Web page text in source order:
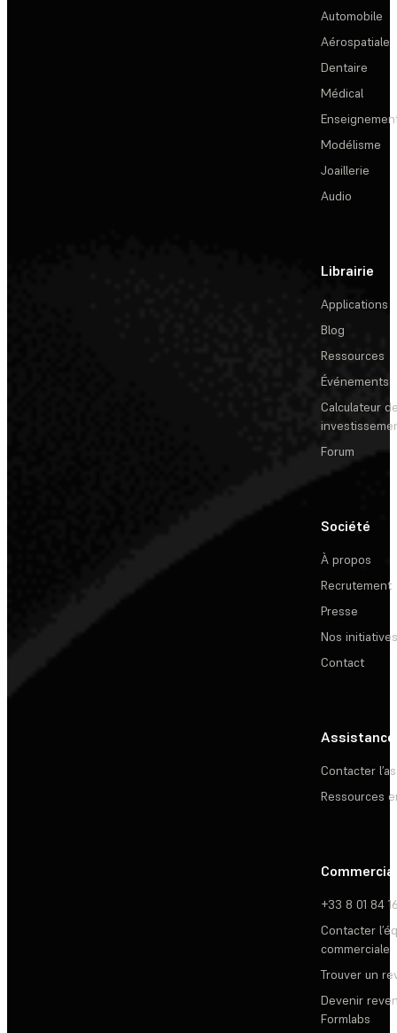
Automobile
Aérospatiale
Dentaire
Médical
Modélisme
Joaillerie
Audio
Librairie
Applications
Blog
Ressources
Événements
Calculateur
Forum
Société
À propos
Recrutement
Presse
Nos initiatives
Contact
Assistance
Contacter
Ressources
Commercial
+33 8 01 84
Contacter
commerciale
Trouver un
Devenir
Formlabs